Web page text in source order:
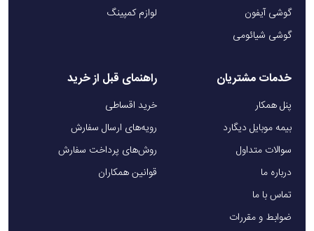
گوشی آیفون
گوشی شیائومی
لوازم کمپینگ
خدمات مشتریان
پنل همکار
بیمه موبایل دیگارد
سوالات متداول
درباره ما
تماس با ما
ضوابط و مقررات
راهنمای قبل از خرید
خرید اقساطی
رویه‌های ارسال سفارش
روش‌های پرداخت سفارش
قوانین همکاران